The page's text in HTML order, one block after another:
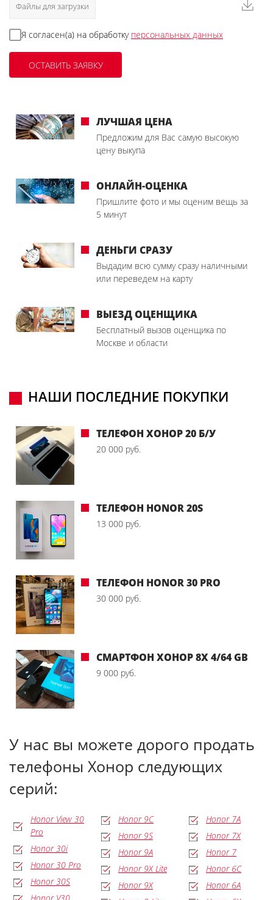
Файлы для загрузки
Я согласен(а) на обработку персональных данных
ЛУЧШАЯ ЦЕНА
Предложим для Вас самую высокую
цену выкупа
ОНЛАЙН-ОЦЕНКА
Пришлите фото и мы оценим вещь за
5 минут
ДЕНЬГИ СРАЗУ
Выдадим всю сумму сразу наличными
или переведем на карту
ВЫЕЗД ОЦЕНЩИКА
Бесплатный вызов оценщика по
Москве и области
НАШИ ПОСЛЕДНИЕ ПОКУПКИ
ТЕЛЕФОН ХОНОР 20 Б/У
20 000 руб.
ТЕЛЕФОН HONOR 20S
13 000 руб.
ТЕЛЕФОН HONOR 30 PRO
30 000 руб.
СМАРТФОН ХОНОР 8X 4/64 GB
9 000 руб.
У нас вы можете дорого продать
телефоны Хонор следующих
серий:
Honor View 30
Pro
Honor 30i
Honor 30 Pro
Honor 30S
Honor 9C
Honor 9S
Honor 9A
Honor 9X Lite
Honor 9X
Honor 7A
Honor 7X
Honor 7
Honor 6C
Honor 6A